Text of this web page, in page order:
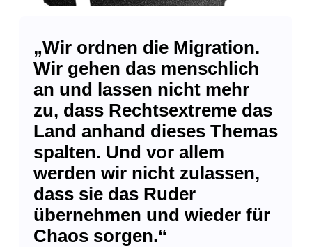
„Wir ordnen die Migration.
Wir gehen das menschlich
an und lassen nicht mehr
zu, dass Rechtsextreme das
Land anhand dieses Themas
spalten. Und vor allem
werden wir nicht zulassen,
dass sie das Ruder
übernehmen und wieder für
Chaos sorgen.“